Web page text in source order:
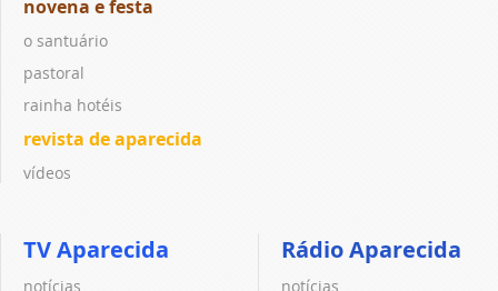
novena e festa
o santuário
pastoral
rainha hotéis
revista de aparecida
vídeos
TV Aparecida
notícias
Rádio Aparecida
notícias